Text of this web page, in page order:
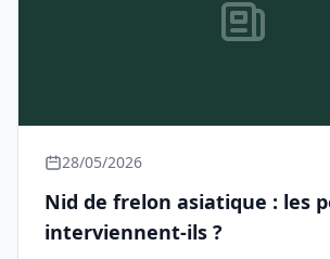
28/05/2026
Nid de frelon asiatique : les
interviennent-ils ?